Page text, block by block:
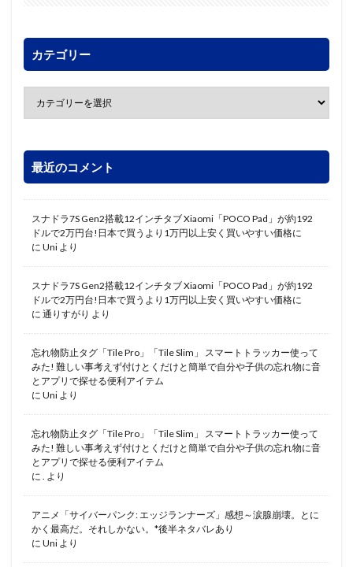
カテゴリー
最近のコメント
スナドラ7S Gen2搭載12インチタブ Xiaomi「POCO Pad」が約192
ドルで2万円台!日本で買うより1万円以上安く買いやすい価格に
に Uni より
スナドラ7S Gen2搭載12インチタブ Xiaomi「POCO Pad」が約192
ドルで2万円台!日本で買うより1万円以上安く買いやすい価格に
に 通りすがり より
忘れ物防止タグ「Tile Pro」「Tile Slim」 スマートトラッカー使って
みた! 難しい事考えず付けとくだけと簡単で自分や子供の忘れ物に音
とアプリで探せる便利アイテム
に Uni より
忘れ物防止タグ「Tile Pro」「Tile Slim」 スマートトラッカー使って
みた! 難しい事考えず付けとくだけと簡単で自分や子供の忘れ物に音
とアプリで探せる便利アイテム
に
より
アニメ「サイバーパンク: エッジランナーズ」感想～涙腺崩壊。とに
かく最高だ。それしかない。*後半ネタバレあり
に Uni より